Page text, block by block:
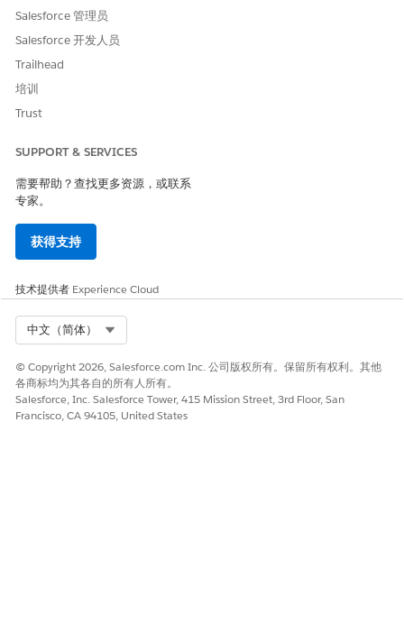
设置能源使用数据收集
集能源使用数据。根据业务需求自定义模板，并将流添加到
Lightning 页面。
Trailhead：数据安全性
请与我们共享您的想法，以便我们进行改进！
Salesforce 管理员
Salesforce 开发人员
Trailhead
培训
Trust
SUPPORT & SERVICES
需要帮助？查找更多资源，或联系
专家。
获得支持
技术提供者 Experience Cloud
中文（简体）
© Copyright 2026, Salesforce.com Inc. 公司版权所有。保留所有权利。其他
各商标均为其各自的所有人所有。
Salesforce, Inc. Salesforce Tower, 415 Mission Street, 3rd Floor, San
Francisco, CA 94105, United States